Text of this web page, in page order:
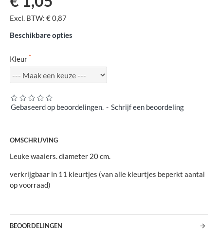
Gebaseerd op beoordelingen. - Schrijf een beoordeling
Excl. BTW: € 0,87
Beschikbare opties
Kleur
OMSCHRIJVING
Leuke waaiers. diameter 20 cm.
verkrijgbaar in 11 kleurtjes (van alle kleurtjes beperkt aantal
op voorraad)
BEOORDELINGEN